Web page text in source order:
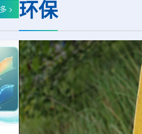
开放日活动后正式开放。该诊所整合
此前分布在拉斯维加斯谷多个地点
服务。根据介绍，诊所服务范围包
括成人及...
> 环保